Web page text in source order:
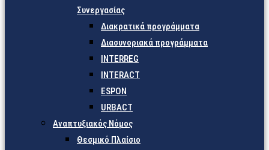
Συνεργασίας
Διακρατικά προγράμματα
Διασυνοριακά προγράμματα
INTERREG
INTERACT
ESPON
URBACT
Αναπτυξιακός Νόμος
Θεσμικό Πλαίσιο